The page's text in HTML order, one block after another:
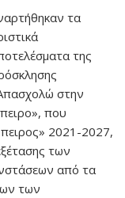
τα
της
στην
που
2021-2027,
των
από τα
των